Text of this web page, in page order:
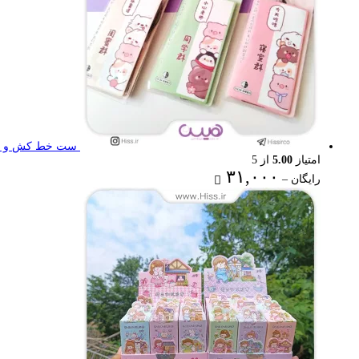
ست خط کش و
امتیاز 5.00 از 5
رایگان – ۳۱,۰۰۰
رایگان
through
۳۱,۰۰۰ تومان